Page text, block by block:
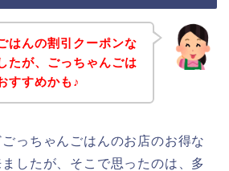
はんの割引クーポンな
たが、ごっちゃんごは
すすめかも♪
っちゃんごはんのお店のお得な
したが、そこで思ったのは、多